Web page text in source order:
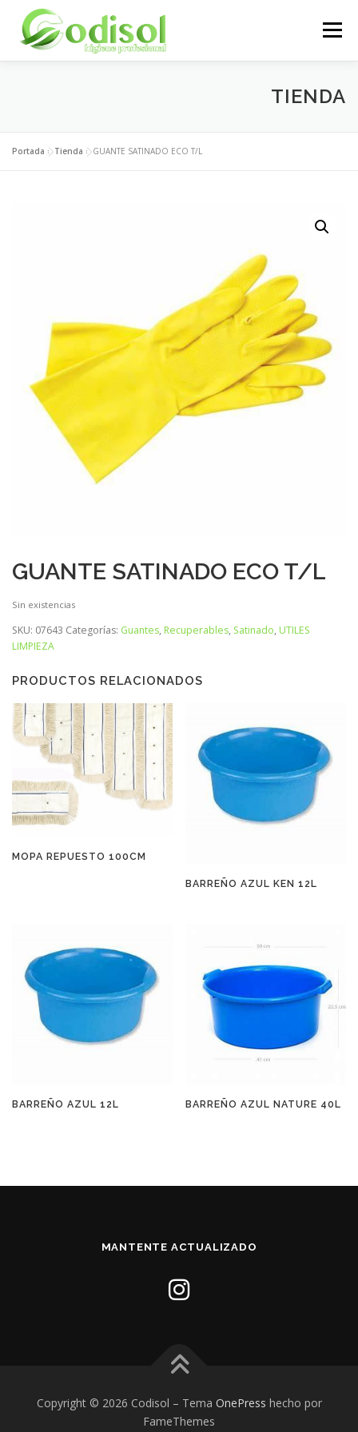
contenido
Menú
ÁREA CLIENTES CONTACTO
TIENDA
Portada »Tienda »GUANTE SATINADO ECO T/L
GUANTE SATINADO ECO T/L
Sin existencias
SKU: 07643 Categorías: Guantes, Recuperables, Satinado, UTILES
LIMPIEZA
PRODUCTOS RELACIONADOS
MOPA REPUESTO 100CM
BARREÑO AZUL KEN 12L
BARREÑO AZUL 12L BARREÑO AZUL NATURE 40L
MANTENTE ACTUALIZADO
Copyright © 2026 Codisol – Tema OnePress hecho por
FameThemes